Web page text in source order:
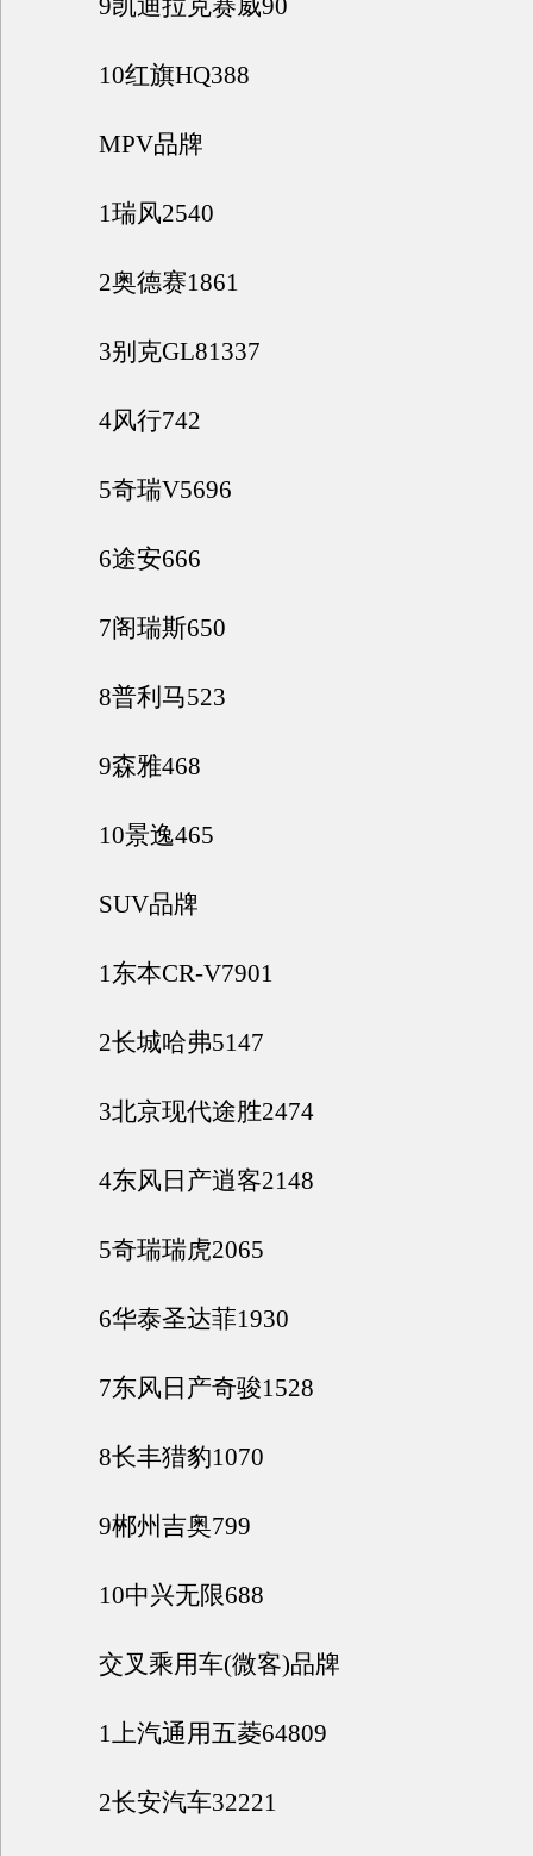
9凯迪拉克赛威90
10红旗HQ388
MPV品牌
1瑞风2540
2奥德赛1861
3别克GL81337
4风行742
5奇瑞V5696
6途安666
7阁瑞斯650
8普利马523
9森雅468
10景逸465
SUV品牌
1东本CR-V7901
2长城哈弗5147
3北京现代途胜2474
4东风日产逍客2148
5奇瑞瑞虎2065
6华泰圣达菲1930
7东风日产奇骏1528
8长丰猎豹1070
9郴州吉奥799
10中兴无限688
交叉乘用车(微客)品牌
1上汽通用五菱64809
2长安汽车32221